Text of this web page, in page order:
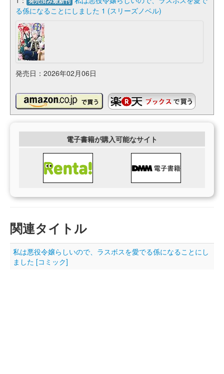
る係になることにしました 1 (スリーズノベル)
発売日：2026年02月06日
電子書籍が購入可能なサイト
関連タイトル
私は悪役令嬢らしいので、ラスボスを愛でる係になることにし
ました [コミック]